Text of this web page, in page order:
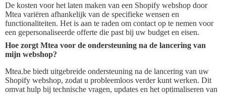
De kosten voor het laten maken van een Shopify webshop door
Mtea variëren afhankelijk van de specifieke wensen en
functionaliteiten. Het is aan te raden om contact op te nemen voor
een gepersonaliseerde offerte die past bij uw budget en eisen.
Hoe zorgt Mtea voor de ondersteuning na de lancering van
mijn webshop?
Mtea.be biedt uitgebreide ondersteuning na de lancering van uw
Shopify webshop, zodat u probleemloos verder kunt werken. Dit
omvat hulp bij technische vragen, updates en het optimaliseren van